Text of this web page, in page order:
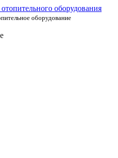
оборудование